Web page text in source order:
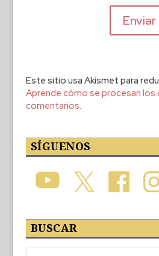
Este sitio usa Akismet para
Aprende cómo se procesan
comentarios.
SÍGUENOS
BUSCAR